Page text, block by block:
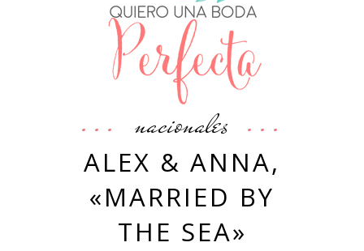
nacionales
ALEX & ANNA,
«MARRIED BY
THE SEA»